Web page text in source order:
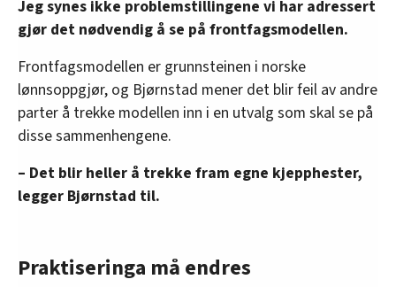
Jeg synes ikke problemstillingene vi har adressert
gjør det nødvendig å se på frontfagsmodellen.
Frontfagsmodellen er grunnsteinen i norske
lønnsoppgjør, og Bjørnstad mener det blir feil av andre
parter å trekke modellen inn i en utvalg som skal se på
disse sammenhengene.
– Det blir heller å trekke fram egne kjepphester,
legger Bjørnstad til.
Praktiseringa må endres